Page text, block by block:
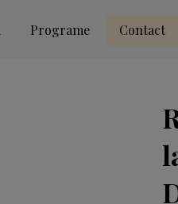
Programe Contact